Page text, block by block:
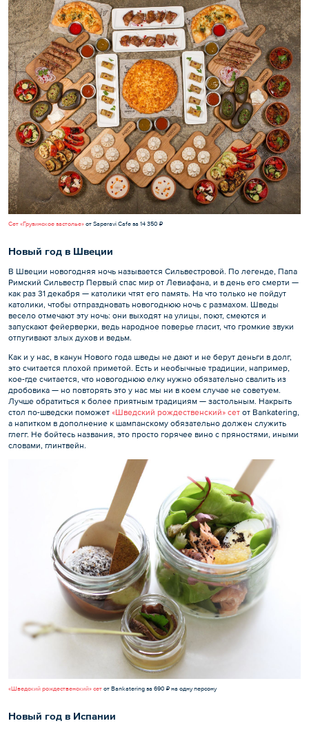
Сет «Грузинское застолье» от Saperavi Cafe за 14 350 ₽
Новый год в Швеции
В Швеции новогодняя ночь называется Сильвестровой. По легенде, Папа
Римский Сильвестр Первый спас мир от Левиафана, и в день его смерти —
как раз 31 декабря — католики чтят его память. На что только не пойдут
католики, чтобы отпраздновать новогоднюю ночь с размахом. Шведы
весело отмечают эту ночь: они выходят на улицы, поют, смеются и
запускают фейерверки, ведь народное поверье гласит, что громкие звуки
отпугивают злых духов и ведьм.
Как и у нас, в канун Нового года шведы не дают и не берут деньги в долг,
это считается плохой приметой. Есть и необычные традиции, например,
кое-где считается, что новогоднюю елку нужно обязательно свалить из
дробовика — но повторять это у нас мы ни в коем случае не советуем.
Лучше обратиться к более приятным традициям — застольным. Накрыть
стол по-шведски поможет «Шведский рождественский» сет от Bankatering,
а напитком в дополнение к шампанскому обязательно должен служить
глегг. Не бойтесь названия, это просто горячее вино с пряностями, иными
словами, глинтвейн.
«Шведский рождественский» сет от Bankatering за 690 ₽ на одну персону
Новый год в Испании